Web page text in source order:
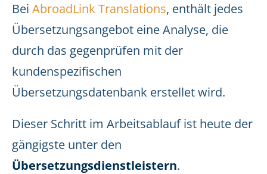
Bei AbroadLink Translations, enthält jedes
Übersetzungsangebot eine Analyse, die
durch das gegenprüfen mit der
kundenspezifischen
Übersetzungsdatenbank erstellet wird.
Dieser Schritt im Arbeitsablauf ist heute der
gängigste unter den
Übersetzungsdienstleistern.